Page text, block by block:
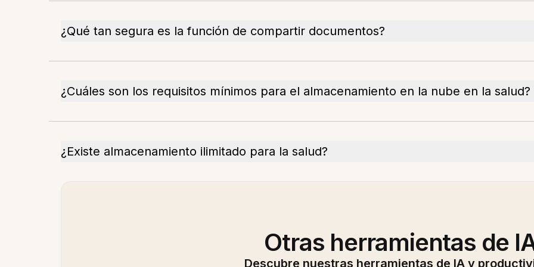
¿Qué tan segura es la función de compartir documentos?
¿Cuáles son los requisitos mínimos para el almacenamiento en la nube en la salud?
¿Existe almacenamiento ilimitado para la salud?
Otras herramientas de
Descubre nuestras herramientas de IA y